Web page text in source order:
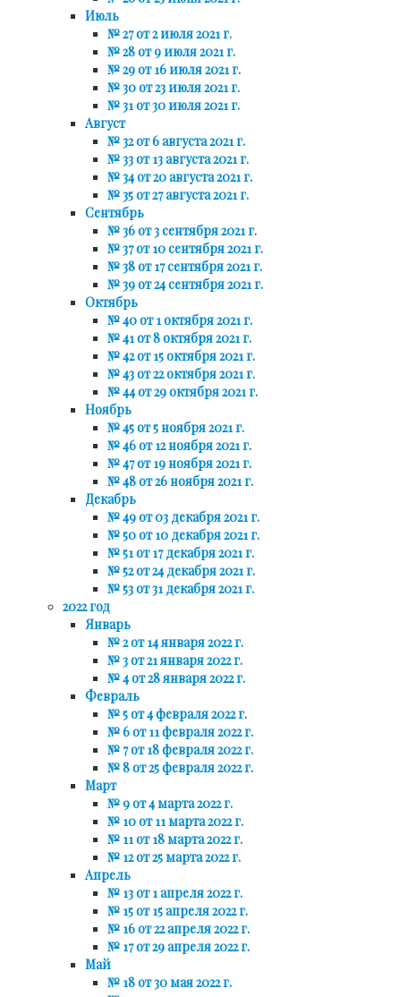
Июль
№ 27 от 2 июля 2021 г.
№ 28 от 9 июля 2021 г.
№ 29 от 16 июля 2021 г.
№ 30 от 23 июля 2021 г.
№ 31 от 30 июля 2021 г.
Август
№ 32 от 6 августа 2021 г.
№ 33 от 13 августа 2021 г.
№ 34 от 20 августа 2021 г.
№ 35 от 27 августа 2021 г.
Сентябрь
№ 36 от 3 сентября 2021 г.
№ 37 от 10 сентября 2021 г.
№ 38 от 17 сентября 2021 г.
№ 39 от 24 сентября 2021 г.
Октябрь
№ 40 от 1 октября 2021 г.
№ 41 от 8 октября 2021 г.
№ 42 от 15 октября 2021 г.
№ 43 от 22 октября 2021 г.
№ 44 от 29 октября 2021 г.
Ноябрь
№ 45 от 5 ноября 2021 г.
№ 46 от 12 ноября 2021 г.
№ 47 от 19 ноября 2021 г.
№ 48 от 26 ноября 2021 г.
Декабрь
№ 49 от 03 декабря 2021 г.
№ 50 от 10 декабря 2021 г.
№ 51 от 17 декабря 2021 г.
№ 52 от 24 декабря 2021 г.
№ 53 от 31 декабря 2021 г.
2022 год
Январь
№ 2 от 14 января 2022 г.
№ 3 от 21 января 2022 г.
№ 4 от 28 января 2022 г.
Февраль
№ 5 от 4 февраля 2022 г.
№ 6 от 11 февраля 2022 г.
№ 7 от 18 февраля 2022 г.
№ 8 от 25 февраля 2022 г.
Март
№ 9 от 4 марта 2022 г.
№ 10 от 11 марта 2022 г.
№ 11 от 18 марта 2022 г.
№ 12 от 25 марта 2022 г.
Апрель
№ 13 от 1 апреля 2022 г.
№ 15 от 15 апреля 2022 г.
№ 16 от 22 апреля 2022 г.
№ 17 от 29 апреля 2022 г.
Май
№ 18 от 30 мая 2022 г.